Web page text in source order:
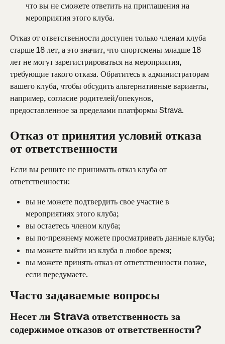
что вы не сможете ответить на приглашения на
мероприятия этого клуба.
Отказ от ответственности доступен только членам клуба
старше 18 лет, а это значит, что спортсмены младше 18
лет не могут зарегистрироваться на мероприятия,
требующие такого отказа. Обратитесь к администраторам
вашего клуба, чтобы обсудить альтернативные варианты,
например, согласие родителей/опекунов,
предоставленное за пределами платформы Strava.
Отказ от принятия условий отказа
от ответственности
Если вы решите не принимать отказ клуба от
ответственности:
вы не можете подтвердить свое участие в
мероприятиях этого клуба;
вы остаетесь членом клуба;
вы по-прежнему можете просматривать данные клуба;
вы можете выйти из клуба в любое время;
вы можете принять отказ от ответственности позже,
если передумаете.
Часто задаваемые вопросы
Несет ли Strava ответственность за
содержимое отказов от ответственности?